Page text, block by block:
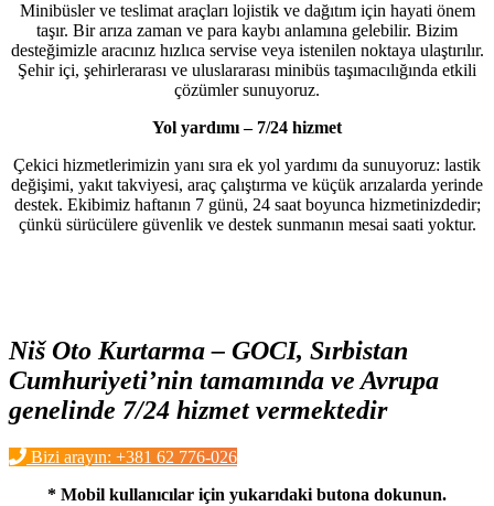
Minibüsler ve teslimat araçları lojistik ve dağıtım için hayati önem
taşır. Bir arıza zaman ve para kaybı anlamına gelebilir. Bizim
desteğimizle aracınız hızlıca servise veya istenilen noktaya ulaştırılır.
Şehir içi, şehirlerarası ve uluslararası minibüs taşımacılığında etkili
çözümler sunuyoruz.
Yol yardımı – 7/24 hizmet
Çekici hizmetlerimizin yanı sıra ek yol yardımı da sunuyoruz: lastik
değişimi, yakıt takviyesi, araç çalıştırma ve küçük arızalarda yerinde
destek. Ekibimiz haftanın 7 günü, 24 saat boyunca hizmetinizdedir;
çünkü sürücülere güvenlik ve destek sunmanın mesai saati yoktur.
Niš Oto Kurtarma – GOCI, Sırbistan
Cumhuriyeti’nin tamamında ve Avrupa
genelinde 7/24 hizmet vermektedir
Bizi arayın: +381 62 776-026
* Mobil kullanıcılar için yukarıdaki butona dokunun.